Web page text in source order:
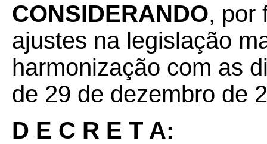
CONSIDERANDO, por
ajustes na legislação
harmonização com as
de 29 de dezembro de
D E C R E T A: